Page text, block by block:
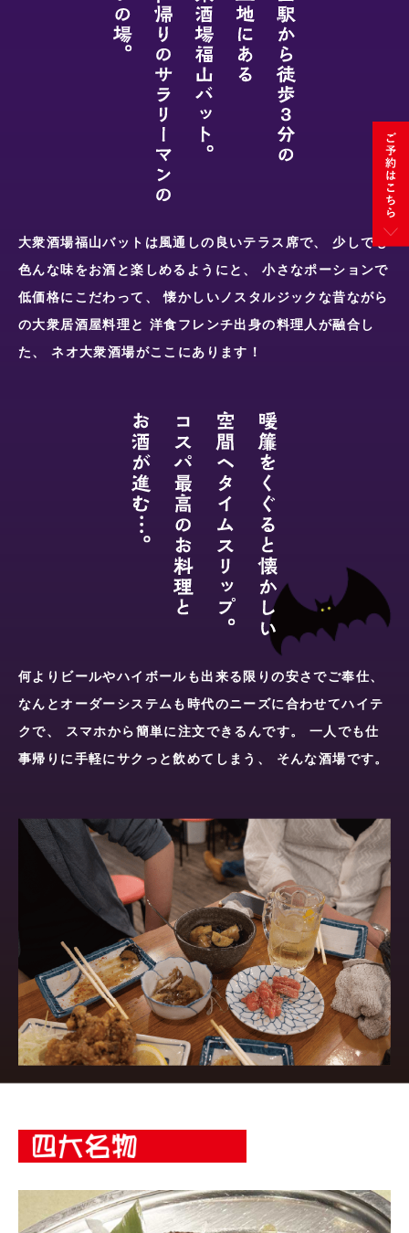
大衆酒場福山バットは風通しの良いテラス席で、
少しでも
色んな味をお酒と楽しめるようにと、
小さなポーションで
低価格にこだわって、
懐かしいノスタルジックな昔ながら
の大衆居酒屋料理と 洋食フレンチ出身の料理人が融合し
た、
ネオ大衆酒場がここにあります！
何よりビールやハイボールも出来る限りの安さでご奉仕、
なんとオーダーシステムも時代のニーズに合わせてハイテ
クで、
スマホから簡単に注文できるんです。
一人でも仕
事帰りに手軽にサクっと飲めてしまう、
そんな酒場です。